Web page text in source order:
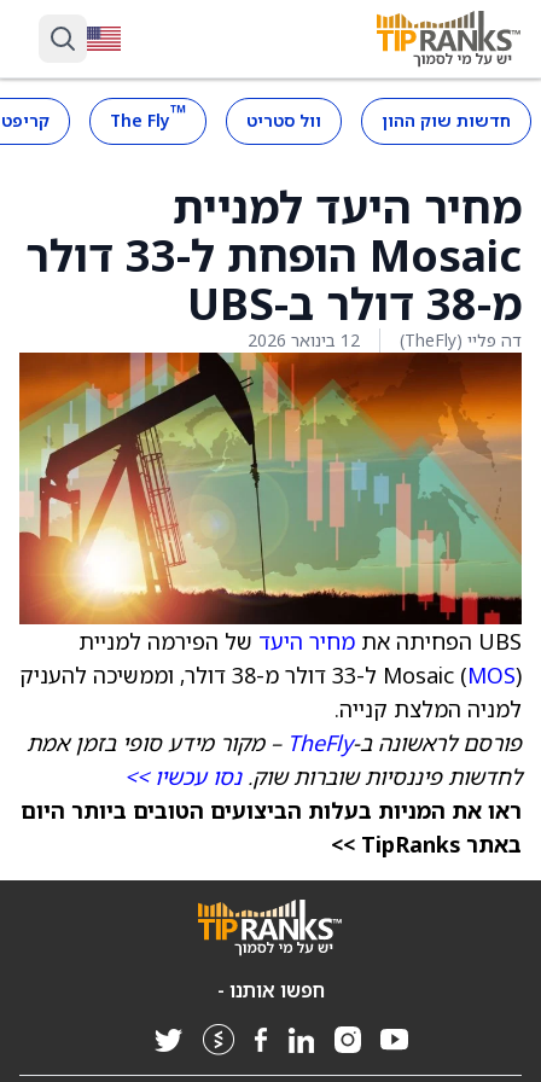
חדשות שוק ההון וול סטריט ™
The Fly
מחיר היעד למניית
Mosaic הופחת ל-33 דולר
מ-38 דולר ב-UBS
דה פליי (TheFly) 12 בינואר 2026
UBS הפחיתה את מחיר היעד של הפירמה למניית
Mosaic (MOS
) ל-33 דולר מ-38 דולר, וממשיכה להעניק
למניה המלצת קנייה.
פורסם לראשונה ב-TheFly – מקור מידע סופי בזמן אמת
לחדשות פיננסיות שוברות שוק.נסו עכשיו >>
ראו את המניות בעלות הביצועים הטובים ביותר היום
באתר TipRanks >>
חפשו אותנו -